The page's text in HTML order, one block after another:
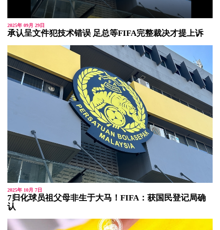
2025年 09月 29日
承认呈文件犯技术错误 足总等FIFA完整裁决才提上诉
2025年 10月 7日
7归化球员祖父母非生于大马！FIFA：获国民登记局确
认